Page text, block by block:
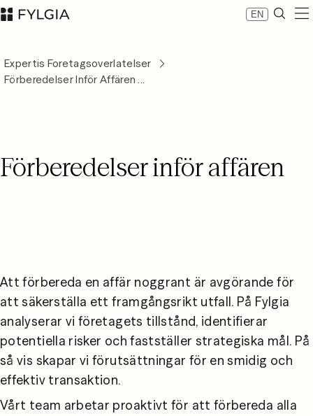
EN
Medarbetare
Kontakta oss
Expertis Foretagsoverlatelser
Förberedelser Inför Affären ...
Förberedelser inför affären
Att förbereda en affär noggrant är avgörande för
att säkerställa ett framgångsrikt utfall. På Fylgia
analyserar vi företagets tillstånd, identifierar
potentiella risker och fastställer strategiska mål. På
så vis skapar vi förutsättningar för en smidig och
effektiv transaktion.
Vårt team arbetar proaktivt för att förbereda alla